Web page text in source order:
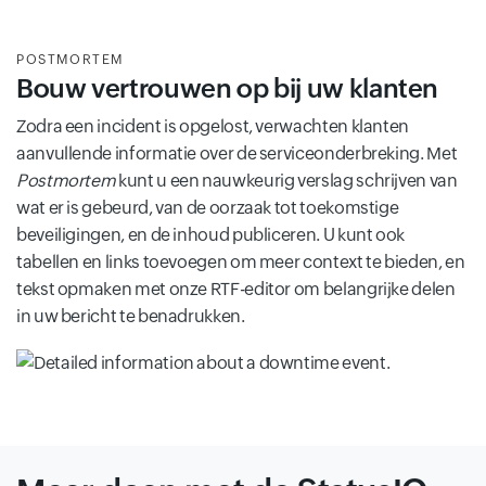
POSTMORTEM
Bouw vertrouwen op bij uw klanten
Zodra een incident is opgelost, verwachten klanten
aanvullende informatie over de serviceonderbreking. Met
Postmortemkunt u een nauwkeurig verslag schrijven van
wat er is gebeurd, van de oorzaak tot toekomstige
beveiligingen, en de inhoud publiceren. U kunt ook
tabellen en links toevoegen om meer context te bieden, en
tekst opmaken met onze RTF-editor om belangrijke delen
in uw bericht te benadrukken.